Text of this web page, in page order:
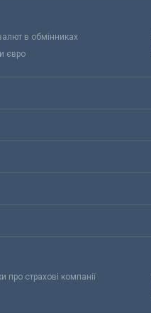
в обмінниках
євро
про страхові компанії